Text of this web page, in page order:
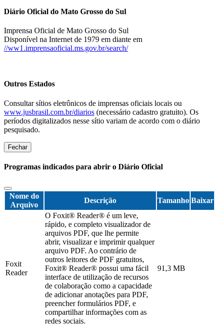
Diário Oficial do Mato Grosso do Sul
Imprensa Oficial de Mato Grosso do Sul
Disponível na Internet de 1979 em diante em
//ww1.imprensaoficial.ms.gov.br/search/
Outros Estados
Consultar sítios eletrônicos de imprensas oficiais locais ou
www.jusbrasil.com.br/diarios (necessário cadastro gratuito). Os
períodos digitalizados nesse sítio variam de acordo com o diário
pesquisado.
Fechar
Programas indicados para abrir o Diário Oficial
Nome do
Arquivo
Descrição Tamanho Baixar
Foxit
Reader
O Foxit® Reader® é um leve,
rápido, e completo visualizador de
arquivos PDF, que lhe permite
abrir, visualizar e imprimir qualquer
arquivo PDF. Ao contrário de
outros leitores de PDF gratuitos,
Foxit® Reader® possui uma fácil
interface de utilização de recursos
de colaboração como a capacidade
de adicionar anotações para PDF,
preencher formulários PDF, e
compartilhar informações com as
redes sociais.
91,3 MB